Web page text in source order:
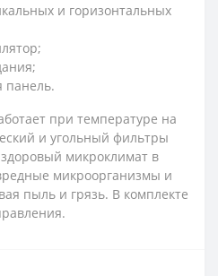
и горизонтальных
при температуре на
и угольный фильтры
микроклимат в
микроорганизмы и
пыль и грязь. В комплекте